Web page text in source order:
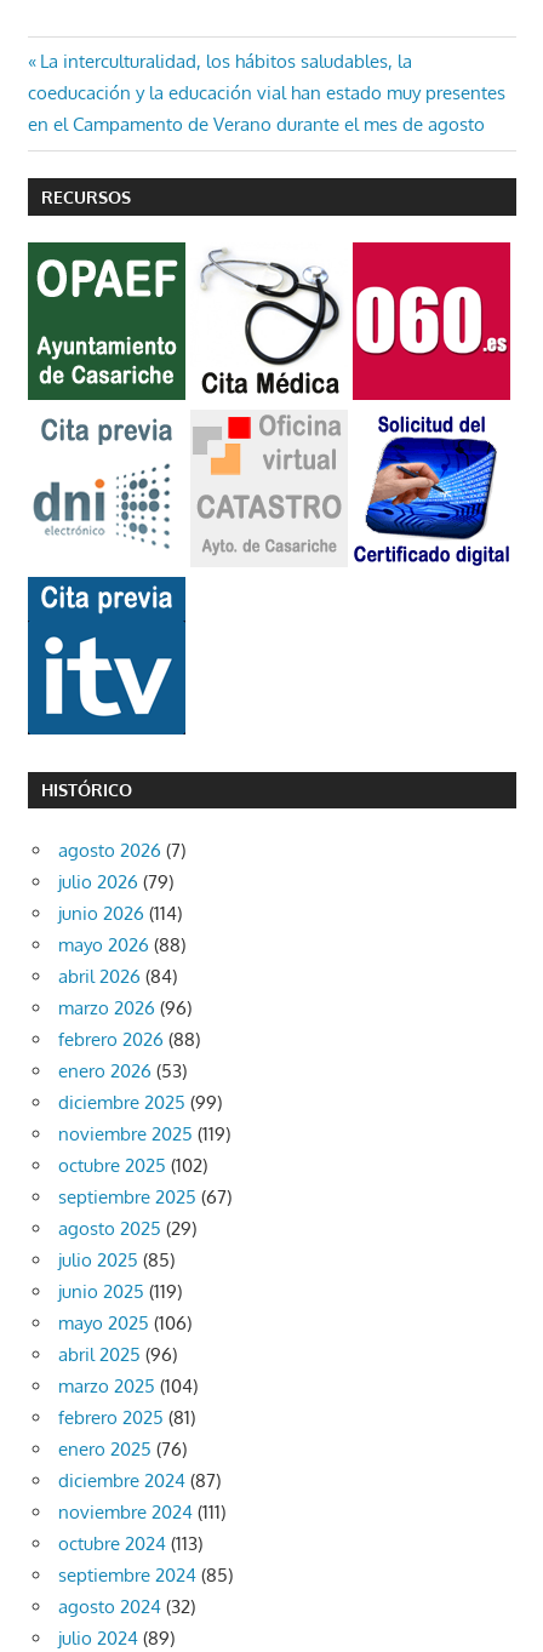
Navegación
de
entradas
Entrada
anterior:
La interculturalidad, los hábitos saludables, la
coeducación y la educación vial han estado muy presentes
en el Campamento de Verano durante el mes de agosto
RECURSOS
HISTÓRICO
agosto 2026 (7)
julio 2026 (79)
junio 2026 (114)
mayo 2026 (88)
abril 2026 (84)
marzo 2026 (96)
febrero 2026 (88)
enero 2026 (53)
diciembre 2025 (99)
noviembre 2025 (119)
octubre 2025 (102)
septiembre 2025 (67)
agosto 2025 (29)
julio 2025 (85)
junio 2025 (119)
mayo 2025 (106)
abril 2025 (96)
marzo 2025 (104)
febrero 2025 (81)
enero 2025 (76)
diciembre 2024 (87)
noviembre 2024 (111)
octubre 2024 (113)
septiembre 2024 (85)
agosto 2024 (32)
julio 2024 (89)